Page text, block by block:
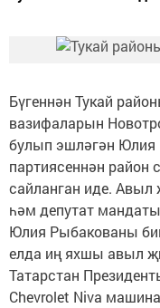
Бүгеннән Тукай
вазифаларын
булып эшләгән Юлия
партиясеннән район
сайланган иде. Авыл
һәм депутат
Юлия Рыбакованы
елда иң яхшы авыл
Татарстан
Chevrolet Niva